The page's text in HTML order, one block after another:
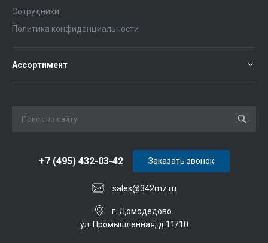
Сотрудники
Политика конфиденциальности
Ассортимент
sales@342mz.ru
+7 (495) 432-03-42
г. Домодедово.
ул. Промышленная, д.11/10
Заказать звонок